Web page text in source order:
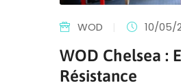
WOD 10/05/
WOD Chelsea :
Résistance